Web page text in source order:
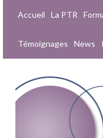
Accueil La PTR
Témoignages News